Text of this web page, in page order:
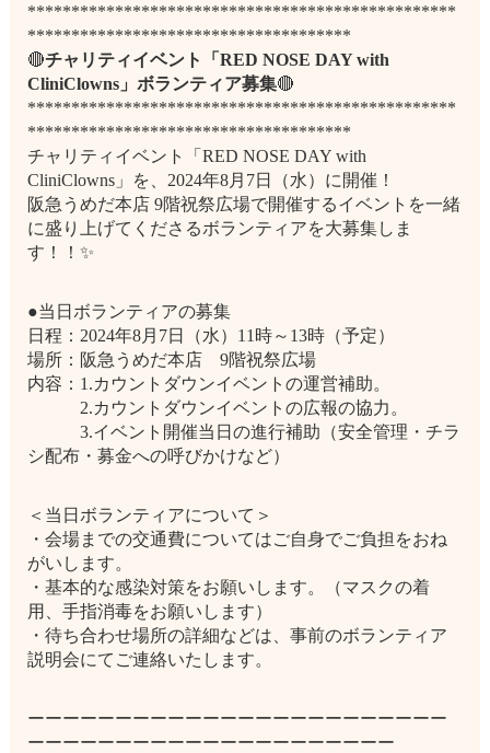
*************************************************
*************************************
🔴チャリティイベント「RED NOSE DAY with
CliniClowns」ボランティア募集🔴
*************************************************
*************************************
チャリティイベント「RED NOSE DAY with
CliniClowns」を、2024年8月7日（水）に開催！
阪急うめだ本店 9階祝祭広場で開催するイベントを一緒
に盛り上げてくださるボランティアを大募集しま
す！！✨
●当日ボランティアの募集
日程：2024年8月7日（水）11時～13時（予定）
場所：阪急うめだ本店 9階祝祭広場
内容：1.カウントダウンイベントの運営補助。
2.カウントダウンイベントの広報の協力。
3.イベント開催当日の進行補助（安全管理・チラ
シ配布・募金への呼びかけなど）
＜当日ボランティアについて＞
・会場までの交通費についてはご自身でご負担をおね
がいします。
・基本的な感染対策をお願いします。（マスクの着
用、手指消毒をお願いします）
・待ち合わせ場所の詳細などは、事前のボランティア
説明会にてご連絡いたします。
ーーーーーーーーーーーーーーーーーーーーーーーー
ーーーーーーーーーーーーーーーーーーーーー